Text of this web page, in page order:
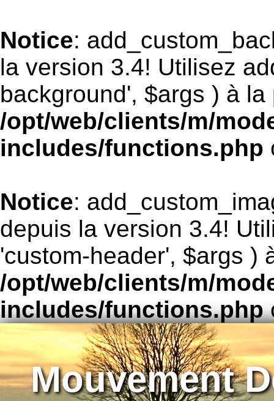
Notice:
la version 3.4! Utilisez
background', $args ) à la
/opt/web/clients/m/
includes/functions.php
Notice:
depuis la version 3.4!
'custom-header', $args )
/opt/web/clients/m/
includes/functions.php
Mouvement